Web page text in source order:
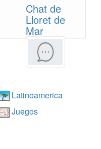
Chat de
Lloret de
Mar
Latinoamerica
Juegos